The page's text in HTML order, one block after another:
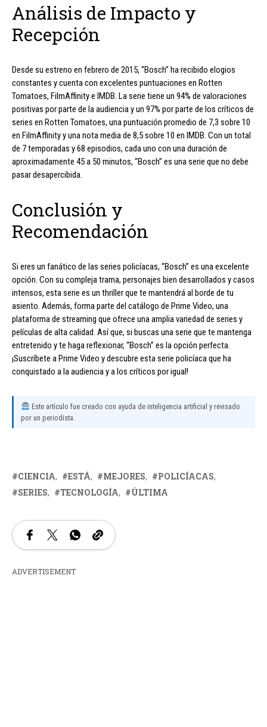
Análisis de Impacto y
Recepción
Desde su estreno en febrero de 2015, “Bosch” ha recibido elogios
constantes y cuenta con excelentes puntuaciones en Rotten
Tomatoes, FilmAffinity e IMDB. La serie tiene un 94% de valoraciones
positivas por parte de la audiencia y un 97% por parte de los críticos de
series en Rotten Tomatoes, una puntuación promedio de 7,3 sobre 10
en FilmAffinity y una nota media de 8,5 sobre 10 en IMDB. Con un total
de 7 temporadas y 68 episodios, cada uno con una duración de
aproximadamente 45 a 50 minutos, “Bosch” es una serie que no debe
pasar desapercibida.
Conclusión y
Recomendación
Si eres un fanático de las series policíacas, “Bosch” es una excelente
opción. Con su compleja trama, personajes bien desarrollados y casos
intensos, esta serie es un thriller que te mantendrá al borde de tu
asiento. Además, forma parte del catálogo de Prime Video, una
plataforma de streaming que ofrece una amplia variedad de series y
películas de alta calidad. Así que, si buscas una serie que te mantenga
entretenido y te haga reflexionar, “Bosch” es la opción perfecta.
¡Suscríbete a Prime Video y descubre esta serie policíaca que ha
conquistado a la audiencia y a los críticos por igual!
Este artículo fue creado con ayuda de inteligencia artificial y revisado
por un periodista.
CIENCIA ESTÁ MEJORES
POLICÍACAS
SERIES
TECNOLOGÍA ÚLTIMA
ADVERTISEMENT